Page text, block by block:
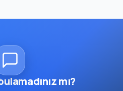
mı?